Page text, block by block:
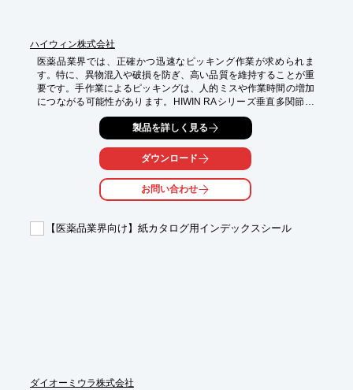
ハイウィン株式会社
医薬品業界では、正確かつ迅速なピッキング作業が求められま
す。特に、異物混入や破損を防ぎ、高い品質を維持することが重
要です。手作業によるピッキングは、人的ミスや作業時間の増加
につながる可能性があります。HIWIN RAシリーズ垂直多関節ロ
ボットは、医薬品のピッキング作業を自動化し、品質向上と効率
【活用シーン】
・医薬品のピッキング
・ピッキング作業の高速化
製品を詳しく見る
ダウンロード
お問い合わせ
【医薬品業界向け】紙カタログ用インデックスシール
ダイオーミウラ株式会社